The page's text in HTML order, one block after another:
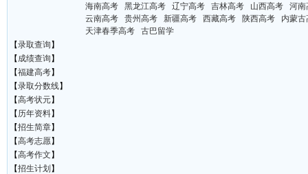
海南高考
黑龙江高考 辽宁高考 吉林高考 山西高考
河南
云南高考
贵州高考 新疆高考 西藏高考 陕西高考
内蒙古
天津春季高考
古巴留学
【录取查询 】
【 成绩查询 】
【福建高考】
【录取分数线】
【高考状元】
【 历年资料】
【招生简章】
【高考志愿】
【高考作文 】
【招生计划 】